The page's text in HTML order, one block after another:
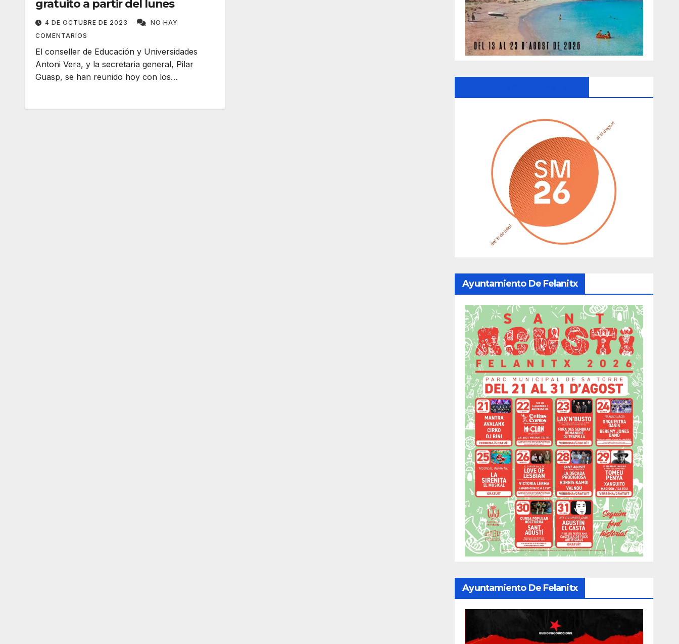
gratuito a partir del lunes
4 DE OCTUBRE DE 2023
NO HAY
COMENTARIOS
El conseller de Educación y Universidades
Antoni Vera, y la secretaria general, Pilar
Guasp, se han reunido hoy con los…
Ayuntamiento De Felanitx
Ayuntamiento De Felanitx